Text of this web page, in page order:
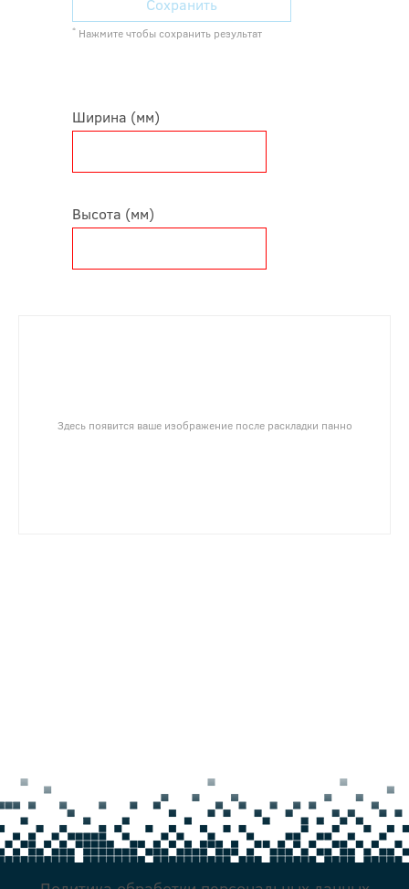
Сохранить
* Нажмите чтобы сохранить результат
Ширина (мм)
Высота (мм)
Здесь появится ваше изображение после раскладки панно